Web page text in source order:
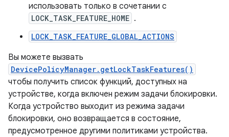
использовать только в сочетании с
LOCK_TASK_FEATURE_HOME .
LOCK_TASK_FEATURE_GLOBAL_ACTIONS
Вы можете вызвать
DevicePolicyManager.getLockTaskFeatures()
чтобы получить список функций, доступных на
устройстве, когда включен режим задачи блокировки.
Когда устройство выходит из режима задачи
блокировки, оно возвращается в состояние,
предусмотренное другими политиками устройства.